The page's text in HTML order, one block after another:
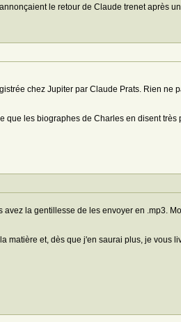
le retour de Claude trenet après
chez Jupiter par Claude Prats. Rien ne
que les biographes de Charles en disent très
la gentillesse de les envoyer en .mp3.
matière et, dès que j'en saurai plus, je vous